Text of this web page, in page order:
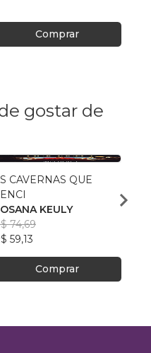
Comprar
gostar de
CAVERNAS QUE
KEULY
74,69
59,13
Comprar
Chris
R$